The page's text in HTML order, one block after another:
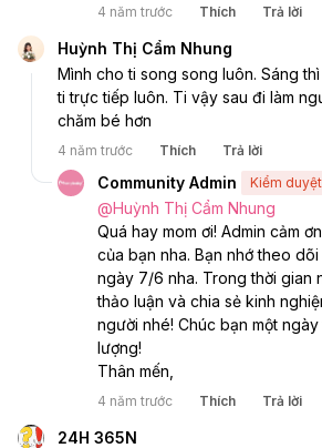
4 năm trước Thích Trả lời
Huỳnh Thị Cẩm Nhung
Mình cho ti song song luôn. Sáng
ti trực tiếp luôn. Ti vậy sau đi làm
chăm bé hơn
4 năm trước Thích Trả lời
Community Admin Kiểm
@Huỳnh Thị Cẩm Nhung
Quá hay mom ơi! Admin cảm
của bạn nha. Bạn nhớ theo
ngày 7/6 nha. Trong thời gian
thảo luận và chia sẻ kinh
người nhé! Chúc bạn một
lượng!
Thân mến,
4 năm trước Thích Trả lời
24H 365N